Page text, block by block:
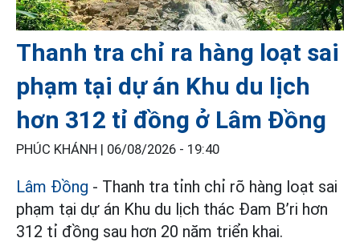
Thanh tra chỉ ra hàng loạt sai
phạm tại dự án Khu du lịch
hơn 312 tỉ đồng ở Lâm Đồng
PHÚC KHÁNH | 06/08/2026 - 19:40
Lâm Đồng - Thanh tra tỉnh chỉ rõ hàng loạt sai
phạm tại dự án Khu du lịch thác Đam B’ri hơn
312 tỉ đồng sau hơn 20 năm triển khai.